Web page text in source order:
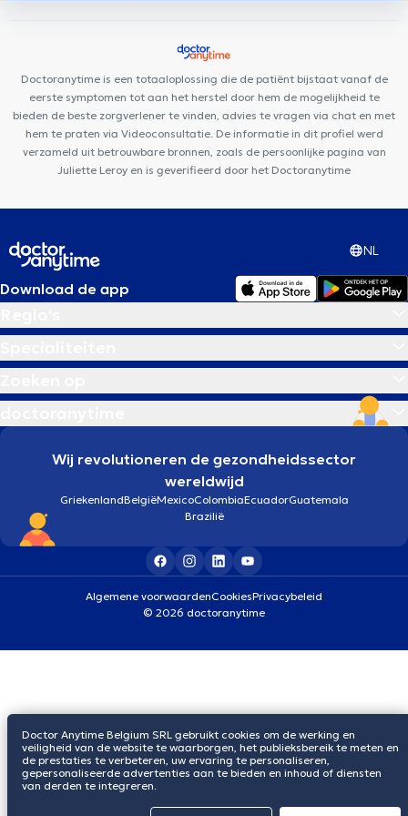
KS Medical Center & Dentisterie
Doctoranytime is een totaaloplossing die de patiënt bijstaat vanaf de
eerste symptomen tot aan het herstel door hem de mogelijkheid te
bieden de beste zorgverlener te vinden, advies te vragen via chat en met
hem te praten via Videoconsultatie. De informatie in dit profiel werd
verzameld uit betrouwbare bronnen, zoals de persoonlijke pagina van
Juliette Leroy en is geverifieerd door het Doctoranytime
NL
Download de app
Wij revolutioneren de gezondheidssector
wereldwijd
GriekenlandBelgiëMexicoColombiaEcuadorGuatemala
Brazilië
Algemene voorwaardenCookiesPrivacybeleid
© 2026 doctoranytime
Doctor Anytime Belgium SRL gebruikt cookies om de werking en
veiligheid van de website te waarborgen, het publieksbereik te meten en
de prestaties te verbeteren, uw ervaring te personaliseren,
gepersonaliseerde advertenties aan te bieden en inhoud of diensten
van derden te integreren.